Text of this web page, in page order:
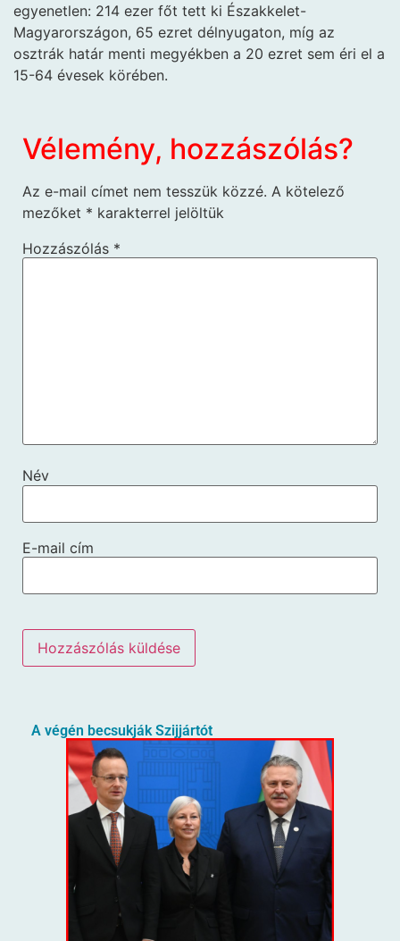
egyenetlen: 214 ezer főt tett ki Északkelet-
Magyarországon, 65 ezret délnyugaton, míg az
osztrák határ menti megyékben a 20 ezret sem éri el a
15-64 évesek körében.
Vélemény, hozzászólás?
Az e-mail címet nem tesszük közzé. A kötelező
mezőket * karakterrel jelöltük
Hozzászólás *
Név
E-mail cím
A végén becsukják Szijjártót